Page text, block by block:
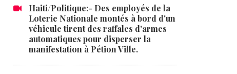
Haiti/Politique:- Des employés de la
Loterie Nationale montés à bord d'un
véhicule tirent des raffales d'armes
automatiques pour disperser la
manifestation à Pétion Ville.